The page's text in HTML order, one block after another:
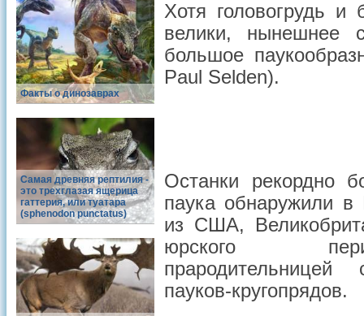
Факты о динозаврах
Самая древняя рептилия -
это трехглазая ящерица
гаттерия, или туатара
(sphenodon punctatus)
Хотя головогрудь и
велики, нынешнее
большое
Paul Selden).
Останки рекордно
паука обнаружили в
из США,
юрского
прародительницей
пауков-кругопрядов.